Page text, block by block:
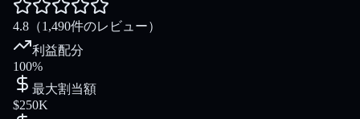
4.8 （1,490件のレビュー）
利益配分
100%
最大割当額
$250K